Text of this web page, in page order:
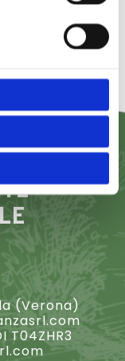
(Verona)
T04ZHR3